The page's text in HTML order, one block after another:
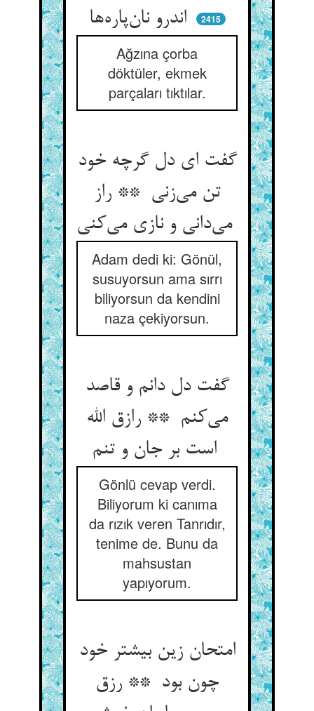
اندرو نان‌پاره‌ها
2415
Ağzına çorba
döktüler, ekmek
parçaları tıktılar.
گفت ای دل گرچه خود
تن می‌زنی ** راز
می‌دانی و نازی می‌کنی
Adam dedi ki: Gönül,
susuyorsun ama sırrı
biliyorsun da kendini
naza çekiyorsun.
گفت دل دانم و قاصد
می‌کنم ** رازق الله
Gönlü cevap verdi.
Biliyorum ki canıma
da rızık veren Tanrıdır,
tenime de. Bunu da
mahsustan
yapıyorum.
امتحان زین بیشتر خود
چون بود ** رزق